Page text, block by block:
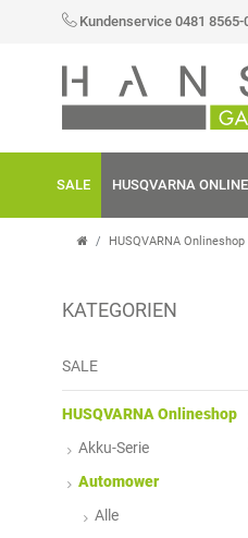
Kundenservice 0481 8565-
SALE HUSQVARNA
HUSQVARNA Onlineshop
KATEGORIEN
SALE
HUSQVARNA Onlineshop
Akku-Serie
Automower
Alle
FILTER